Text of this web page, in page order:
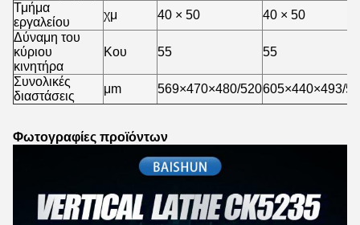
Τμήμα
εργαλείου
χμ 40 × 50
40 × 50
Δύναμη του
κύριου
κινητήρα
Κου 55 55
Συνολικές
διαστάσεις
μm 569×470×480/520605×440×493/
Φωτογραφίες προϊόντων